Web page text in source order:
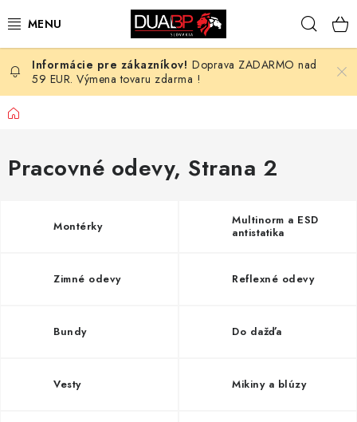
na
NOVÉ
PRACOVNÉ ODEVY
ZDRAVOTNÍCTVO
OCHRANNÉ POMÔCKY
Doprava ZADARMO nad
59 EUR. Výmena tovaru zdarma !
Domov
Pracovné odevy, Strana 2
Montérky
Multinorm a ESD
antistatika
Zimné odevy Reflexné odevy
Bundy Do dažďa
Vesty Mikiny a blúzy